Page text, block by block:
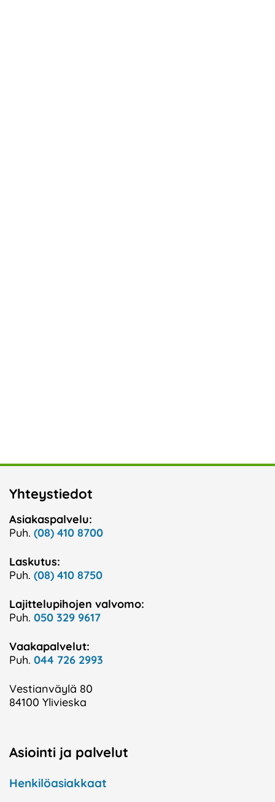
Yhteystiedot
Asiakaspalvelu:
Puh. (08) 410 8700
Laskutus:
Puh. (08) 410 8750
Lajittelupihojen valvomo:
Puh. 050 329 9617
Vaakapalvelut:
Puh. 044 726 2993
Vestianväylä 80
84100 Ylivieska
Asiointi ja palvelut
Henkilöasiakkaat